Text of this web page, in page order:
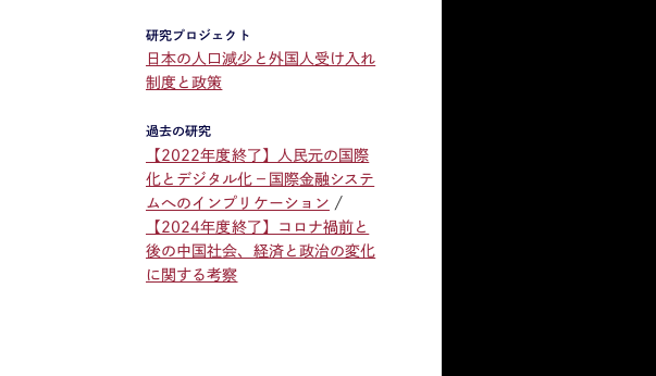
研究プロジェクト
日本の人口減少と外国人受け入れ
制度と政策
過去の研究
【2022年度終了】人民元の国際
化とデジタル化－国際金融システ
ムへのインプリケーション
【2024年度終了】コロナ禍前と
後の中国社会、経済と政治の変化
に関する考察